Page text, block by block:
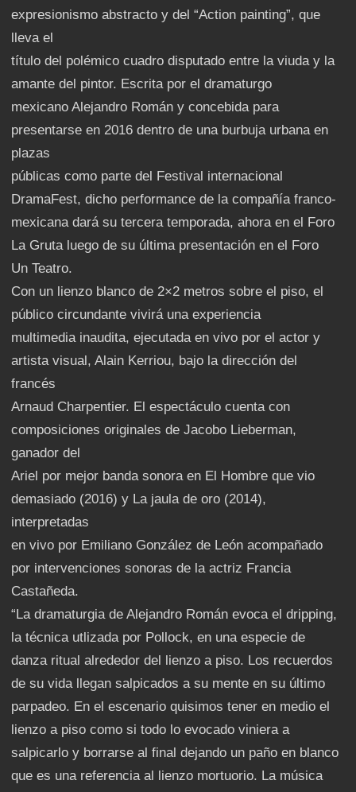
expresionismo abstracto y del “Action painting”, que
lleva el
título del polémico cuadro disputado entre la viuda y la
amante del pintor. Escrita por el dramaturgo
mexicano Alejandro Román y concebida para
presentarse en 2016 dentro de una burbuja urbana en
plazas
públicas como parte del Festival internacional
DramaFest, dicho performance de la compañía franco-
mexicana dará su tercera temporada, ahora en el Foro
La Gruta luego de su última presentación en el Foro
Un Teatro.
Con un lienzo blanco de 2×2 metros sobre el piso, el
público circundante vivirá una experiencia
multimedia inaudita, ejecutada en vivo por el actor y
artista visual, Alain Kerriou, bajo la dirección del
francés
Arnaud Charpentier. El espectáculo cuenta con
composiciones originales de Jacobo Lieberman,
ganador del
Ariel por mejor banda sonora en El Hombre que vio
demasiado (2016) y La jaula de oro (2014),
interpretadas
en vivo por Emiliano González de León acompañado
por intervenciones sonoras de la actriz Francia
Castañeda.
“La dramaturgia de Alejandro Román evoca el dripping,
la técnica utlizada por Pollock, en una especie de
danza ritual alrededor del lienzo a piso. Los recuerdos
de su vida llegan salpicados a su mente en su último
parpadeo. En el escenario quisimos tener en medio el
lienzo a piso como si todo lo evocado viniera a
salpicarlo y borrarse al final dejando un paño en blanco
que es una referencia al lienzo mortuorio. La música